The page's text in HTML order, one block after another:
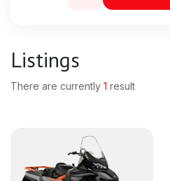
Listings
There are currently 1 result